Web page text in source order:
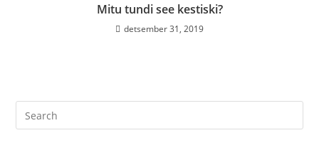
Mitu tundi see kestiski?
detsember 31, 2019